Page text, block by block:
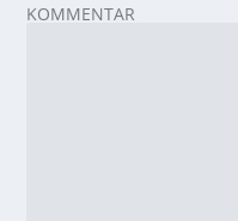
KOMMENTAR